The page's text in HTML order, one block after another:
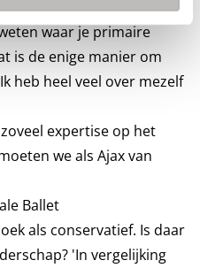
te zijn, moet je jezelf
waar je primaire
is de enige manier om
heb heel veel over mezelf
expertise op het
we als Ajax van
Ballet
als conservatief. Is daar
'In vergelijking